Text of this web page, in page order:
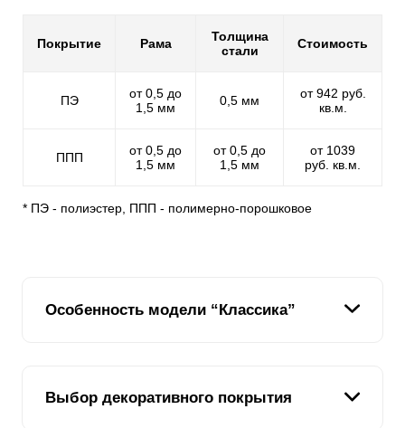
Покрытие Рама
Толщина
стали
Стоимость
ПЭ
от 0,5 до
1,5 мм
0,5 мм
от 942 руб.
кв.м.
ППП
от 0,5 до
1,5 мм
от 0,5 до
1,5 мм
от 1039
руб. кв.м.
* ПЭ - полиэстер, ППП - полимерно-порошковое
Особенность модели “Классика”
Уникальная особенность модели – это вертикальное
расположение
ламелей
. Ведь если есть модель
Выбор декоративного покрытия